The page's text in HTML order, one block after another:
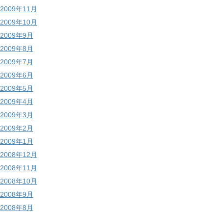
2009年11月
2009年10月
2009年9月
2009年8月
2009年7月
2009年6月
2009年5月
2009年4月
2009年3月
2009年2月
2009年1月
2008年12月
2008年11月
2008年10月
2008年9月
2008年8月